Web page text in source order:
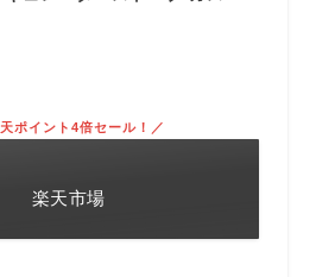
ポイント4倍セール！／
楽天市場